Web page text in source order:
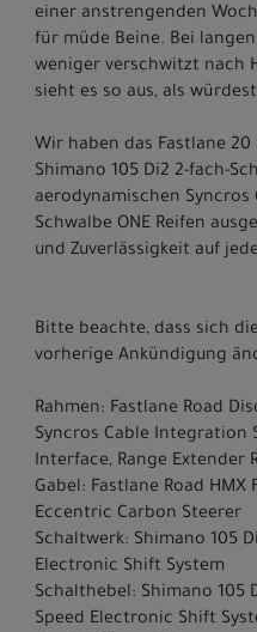
einer anstrengenden
für müde Beine. Bei
weniger verschwitzt nach
sieht es so aus, als
Wir haben das Fastlane
Shimano 105 Di2 2-fach-
aerodynamischen
Schwalbe ONE Reifen
und Zuverlässigkeit auf
Bitte beachte, dass sich
vorherige Ankündigung
Rahmen: Fastlane Road
Syncros Cable Integration
Interface, Range Extender
Gabel: Fastlane Road
Eccentric Carbon Steerer
Schaltwerk: Shimano 105
Electronic Shift System
Schalthebel: Shimano 105
Speed Electronic Shift